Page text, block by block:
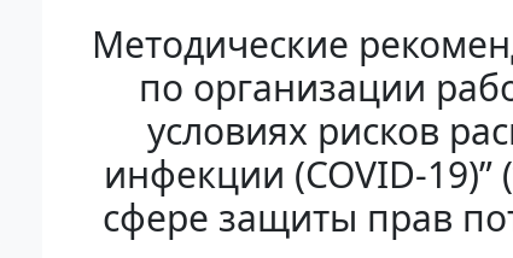
Методические
по организации
условиях рисков
инфекции (COVID-
сфере защиты прав